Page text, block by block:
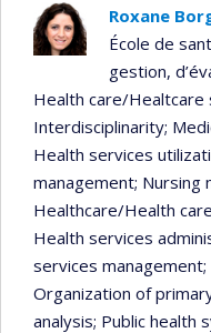
Roxane
École de
gestion,
Health care/Healtcare
Interdisciplinarity;
Health services
management; Nursing
Healthcare/Health
Health services
services management
Organization of
analysis; Public health